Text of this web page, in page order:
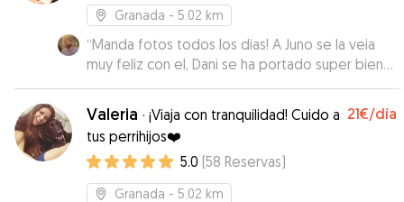
Granada - 5.02 km
“Manda fotos todos los dias! A Juno se la veia
muy feliz con el, Dani se ha portado super bien
tanto para la hora de recogida como para la
vuelta y ha aceptado quedarsela con muy
poquito tiempo de margen, me ha salvado”
Valeria · ¡Viaja con tranquilidad! Cuido a
tus perrihijos❤️
21€/día
5.0 (58 Reservas)
Granada - 5.02 km